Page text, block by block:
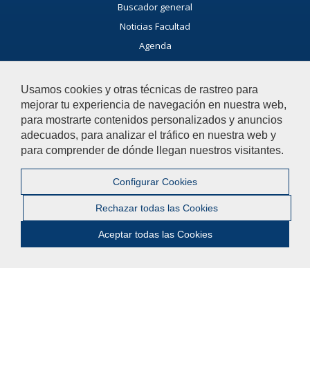
Usamos cookies y otras técnicas de rastreo para
mejorar tu experiencia de navegación en nuestra web,
para mostrarte contenidos personalizados y anuncios
adecuados, para analizar el tráfico en nuestra web y
para comprender de dónde llegan nuestros visitantes.
Configurar Cookies
Rechazar todas las Cookies
Aceptar todas las Cookies
Buscador general
Noticias Facultad
Agenda
Agenda Cultural de la Universidad
Participa
No dudes en colaborar con la Facultad de Ciencias Sociales con
propuestas e iniciativas!
Ayúdanos a mejorar